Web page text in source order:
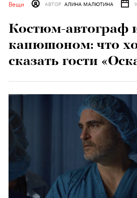
Вещи АВТОР АЛИНА МАЛЮТИНА
Костюм-автограф
капюшоном: что
сказать гости